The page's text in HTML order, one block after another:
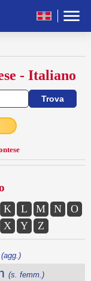
- Italiano
K L M N
O
X Y Z
(agg.)
(s. femm.)